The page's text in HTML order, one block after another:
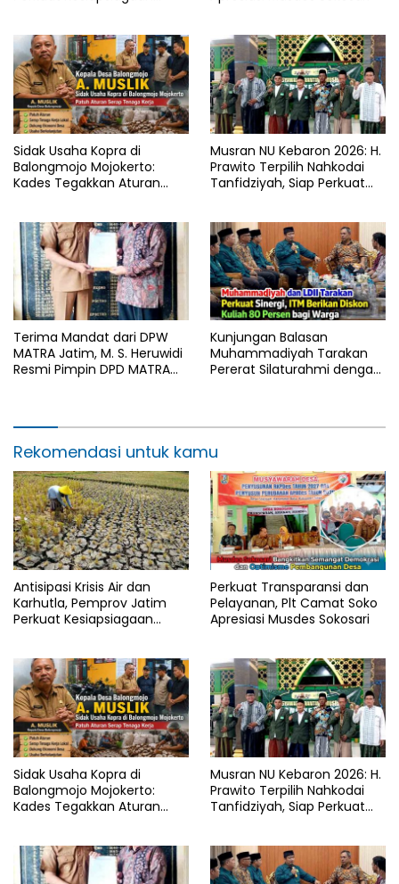
Sidak Usaha Kopra di
Balongmojo Mojokerto:
Kades Tegakkan Aturan
Musran NU Kebaron 2026: H.
Prawito Terpilih Nahkodai
Tanfidziyah, Siap Perkuat
Terima Mandat dari DPW
MATRA Jatim, M. S. Heruwidi
Resmi Pimpin DPD MATRA
Kunjungan Balasan
Muhammadiyah Tarakan
Pererat Silaturahmi dengan
Rekomendasi untuk kamu
Antisipasi Krisis Air dan
Karhutla, Pemprov Jatim
Perkuat Kesiapsiagaan
Perkuat Transparansi dan
Pelayanan, Plt Camat Soko
Apresiasi Musdes Sokosari
Sidak Usaha Kopra di
Balongmojo Mojokerto:
Kades Tegakkan Aturan
Musran NU Kebaron 2026: H.
Prawito Terpilih Nahkodai
Tanfidziyah, Siap Perkuat